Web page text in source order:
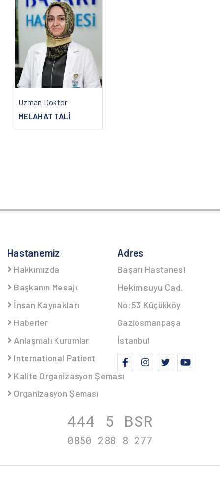
Uzman Doktor
MELAHAT TALİ
Hastanemiz
Hakkımızda
Başkanın Mesajı
İnsan Kaynakları
Haberler
Anlaşmalı Kurumlar
International Patient
Kalite Organizasyon Şeması
Organizasyon Şeması
Adres
Başarı Hastanesi
Hekimsuyu Cad.
No:53 Küçükköy
Gaziosmanpaşa
İstanbul
444 5 BSR
0850 288 8 277